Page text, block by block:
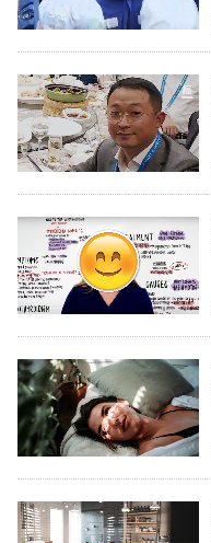
生
時
事
欄
訂
閱
區